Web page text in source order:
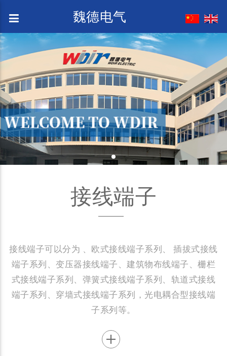
魏德电气
接线端子
接线端子可以分为 、欧式接线端子系列、 插拔式接线
端子系列、变压器接线端子、建筑物布线端子、栅栏
式接线端子系列、弹簧式接线端子系列、轨道式接线
端子系列、穿墙式接线端子系列，光电耦合型接线端
子系列等。